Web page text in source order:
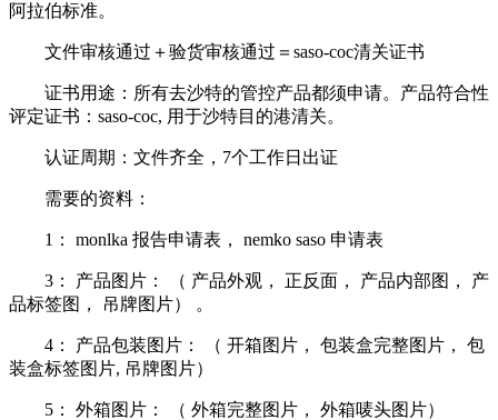
阿拉伯标准。
文件审核通过＋验货审核通过＝saso-coc清关证书
证书用途：所有去沙特的管控产品都须申请。产品符合性
评定证书：saso-coc, 用于沙特目的港清关。
认证周期：文件齐全，7个工作日出证
需要的资料：
1： monlka 报告申请表， nemko saso 申请表
3： 产品图片： （ 产品外观， 正反面， 产品内部图， 产
品标签图， 吊牌图片） 。
4： 产品包装图片： （ 开箱图片， 包装盒完整图片， 包
装盒标签图片, 吊牌图片）
5： 外箱图片： （ 外箱完整图片， 外箱唛头图片）